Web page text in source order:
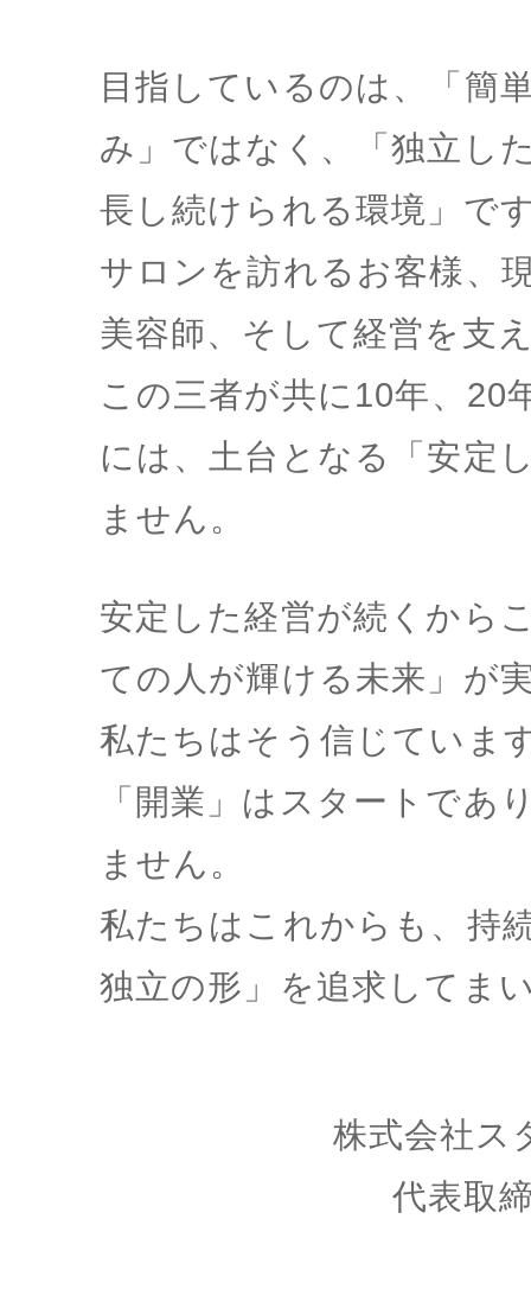
目指しているのは、「簡
み」ではなく、「独立し
長し続けられる環境」で
サロンを訪れるお客様、
美容師、そして経営を支
この三者が共に10年、20
には、土台となる「安定
ません。
安定した経営が続くから
ての人が輝ける未来」が
私たちはそう信じていま
「開業」はスタートであ
ません。
私たちはこれからも、持
独立の形」を追求してま
株式会社ス
代表取